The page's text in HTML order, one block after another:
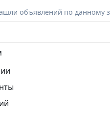
объявлений по данному